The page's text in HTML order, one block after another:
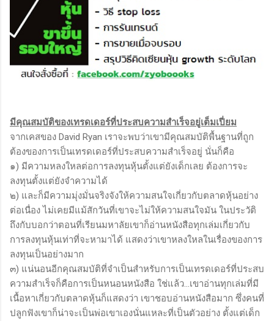
มีคุณสมบัติของเทรดเดอร์ที่ประสบความสำเร็จอยู่เต็มเปี่ยม
จากเคสของ David Ryan เราจะพบว่าเขามีคุณสมบัติพื้นฐานที่ถูก
ต้องของการเป็นเทรดเดอร์ที่ประสบความสำเร็จอยู่ นั่นก็คือ
๑) มีความหลงใหลต่อการลงทุนหุ้นตั้งแต่ยังเด็กเลย ต้องการจะ
ลงทุนตั้งแต่ยังจำความได้
๒) และก็มีความมุ่งมั่นจริงจังให้ความสนใจเกี่ยวกับตลาดหุ้นอย่าง
ต่อเนื่อง ไม่เคยมีแม้สักวันที่เขาจะไม่ให้ความสนใจมัน ในประวัติ
ถึงกับบอกว่าตอนที่เรียนมหาลัยเขาก็อ่านหนังสือทุกเล่มเกี่ยวกับ
การลงทุนหุ้นเท่าที่จะหามาได้ แสดงว่าเขาหลงใหลในเรื่องของการ
ลงทุนเป็นอย่างมาก
๓) แน่นอนอีกคุณสมบัติที่จำเป็นสำหรับการเป็นเทรดเดอร์ที่ประสบ
ความสำเร็จก็คือการเป็นหนอนหนังสือ ใช่แล้ว...เขาอ่านทุกเล่มที่มี
เนื้อหาเกี่ยวกับตลาดหุ้นก็แสดงว่า เขาชอบอ่านหนังสือมาก ซึ่งคนที่
ปลูกฟังเขาก็น่าจะเป็นพ่อเขาเองนั่นแหละที่เป็นตัวอย่าง ตั้งแต่เด็ก